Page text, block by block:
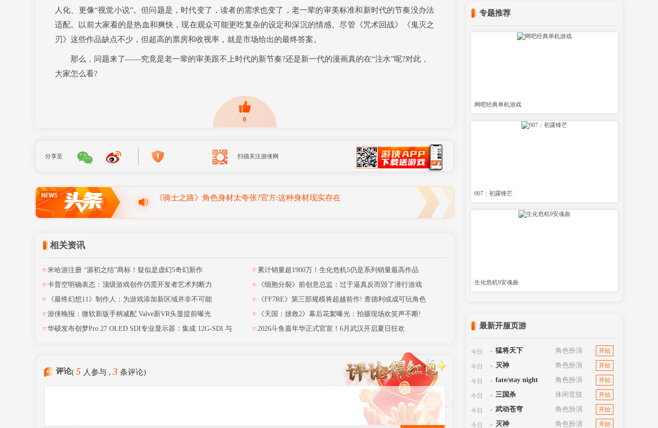
人化、更像“视觉小说”。但问题是，时代变了，读者的需求也变了，老一辈的审美标准和新时代的节奏没办法
适配。以前大家看的是热血和爽快，现在观众可能更吃复杂的设定和深沉的情感。尽管《咒术回战》《鬼灭之
刃》这些作品缺点不少，但超高的票房和收视率，就是市场给出的最终答案。
那么，问题来了——究竟是老一辈的审美跟不上时代的新节奏?还是新一代的漫画真的在“注水”呢?对此，
大家怎么看?
0
分享至 扫描关注游侠网
四年长跑画句号！《影之刃零》官宣全部开发完成
《骑士之路》角色身材太夸张?官方:这种身材现实存在
相关资讯
米哈游注册 “源初之结”商标！疑似是虚幻5奇幻新作
累计销量超1900万！生化危机5仍是系列销量最高作品
卡普空明确表态：顶级游戏创作仍需开发者艺术判断力
《细胞分裂》前创意总监：过于逼真反而毁了潜行游戏
《最终幻想11》制作人：为游戏添加新区域并非不可能
《FF7RE》第三部规模将超越前作! 查德利或成可玩角色
游侠晚报：微软新版手柄减配 Valve新VR头显提前曝光
《天国：拯救2》幕后花絮曝光：拍摄现场欢笑声不断!
华硕发布创梦Pro 27 OLED SDI专业显示器：集成 12G-SDI 与
2026斗鱼嘉年华正式官宣！6月武汉开启夏日狂欢
评论( 5 人参与 , 3 条评论)
专题推荐
网吧经典单机游戏
007：初露锋芒
生化危机9安魂曲
最新开服页游
今日 猛将天下 角色扮演 开始
今日 灭神 角色扮演 开始
今日 fate/stay night 角色扮演 开始
今日 三国杀 休闲竞技 开始
今日 武动苍穹 角色扮演 开始
今日 灭神 角色扮演 开始